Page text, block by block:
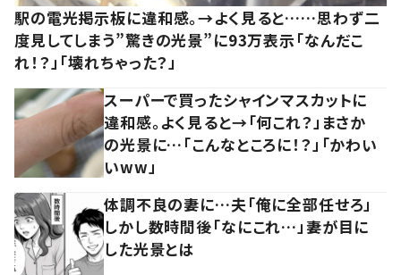
駅の電光掲示板に違和感。→よく見ると……思わず二
度見してしまう”驚きの光景”に93万表示「なんだこ
れ！？」「壊れちゃった？」
スーパーで買ったシャインマスカットに
違和感。よく見ると→「何これ？」まさか
の光景に…「こんなところに！？」「かわい
いww」
体調不良の妻に…夫「俺に全部任せろ」
しかし数時間後「なにこれ…」妻が目に
した光景とは